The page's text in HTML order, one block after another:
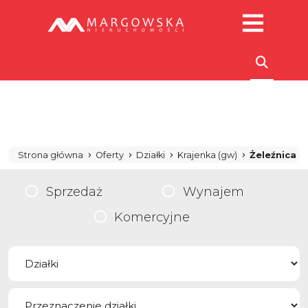
Strona główna Oferty Działki Krajenka (gw) Żeleźnica
Sprzedaż
Wynajem
Komercyjne